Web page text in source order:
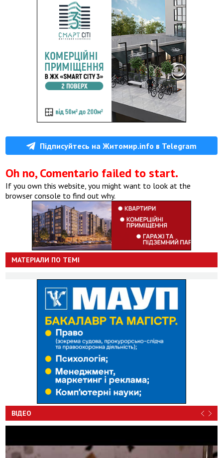
Підписуйтесь на Житомир.info в Telegram
Oh no, Comentario failed to start.
If you own this website, you might want to look at the
browser console to find out why.
МАТЕРІАЛИ ПО ТЕМІ
ВІДЕО